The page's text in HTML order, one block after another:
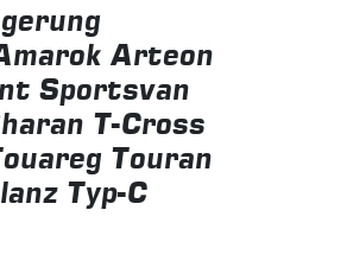
Arteon
Sportsvan
T-Cross
Touran
Typ-C